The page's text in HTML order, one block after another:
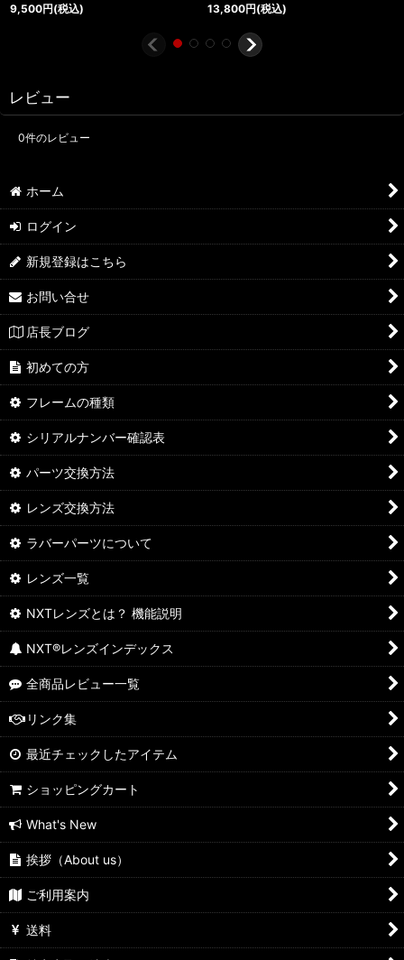
9,500円(税込)
13,800円(税込)
レビュー
0件のレビュー
ホーム
ログイン
新規登録はこちら
お問い合せ
店長ブログ
初めての方
フレームの種類
シリアルナンバー確認表
パーツ交換方法
レンズ交換方法
ラバーパーツについて
レンズ一覧
NXTレンズとは？ 機能説明
NXT®レンズインデックス
全商品レビュー一覧
リンク集
最近チェックしたアイテム
ショッピングカート
What's New
挨拶（About us）
ご利用案内
送料